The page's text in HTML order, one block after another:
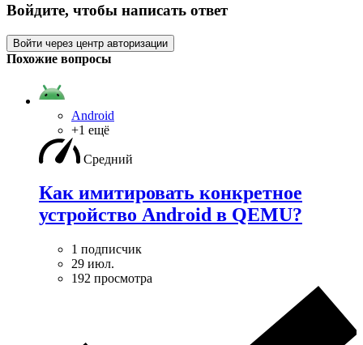
Войдите, чтобы написать ответ
Войти через центр авторизации
Похожие вопросы
Android
+1 ещё
Средний
Как имитировать конкретное
устройство Android в QEMU?
1 подписчик
29 июл.
192 просмотра